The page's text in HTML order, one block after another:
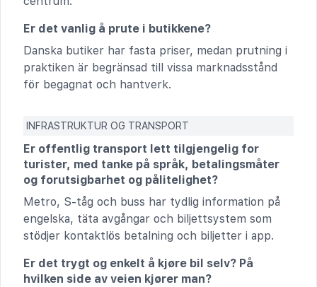
Er det vanlig å prute i butikkene?
Danska butiker har fasta priser, medan prutning i
praktiken är begränsad till vissa marknadsstånd
för begagnat och hantverk.
INFRASTRUKTUR OG TRANSPORT
Er offentlig transport lett tilgjengelig for
turister, med tanke på språk, betalingsmåter
og forutsigbarhet og pålitelighet?
Metro, S-tåg och buss har tydlig information på
engelska, täta avgångar och biljettsystem som
stödjer kontaktlös betalning och biljetter i app.
Er det trygt og enkelt å kjøre bil selv? På
hvilken side av veien kjører man?